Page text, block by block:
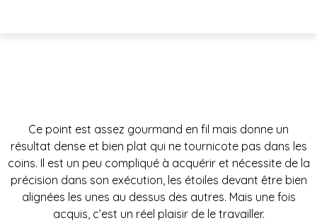
Ce point est assez gourmand en fil mais donne un
résultat dense et bien plat qui ne tournicote pas dans les
coins. Il est un peu compliqué à acquérir et nécessite de la
précision dans son exécution, les étoiles devant être bien
alignées les unes au dessus des autres. Mais une fois
acquis, c’est un réel plaisir de le travailler.